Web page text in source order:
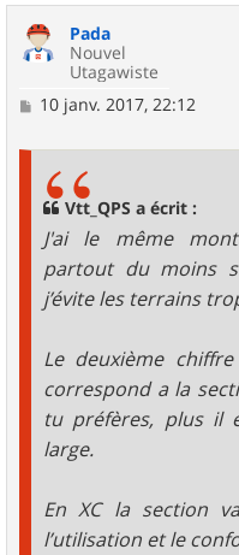
Pada
Nouvel
Utagawiste
M10 janv. 2017, 22:12
Vtt_QPS a écrit :
J'ai le même
partout du moins
j’évite les terrains
Le deuxième
correspond a la
tu préfères, plus il
large.
En XC la section
l’utilisation et le